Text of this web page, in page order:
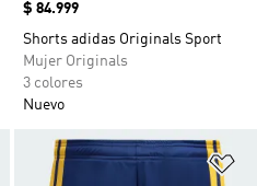
Precio
$ 84.999
Shorts adidas Originals Sport
Mujer Originals
3 colores
Nuevo
Añadir a la lista de deseos